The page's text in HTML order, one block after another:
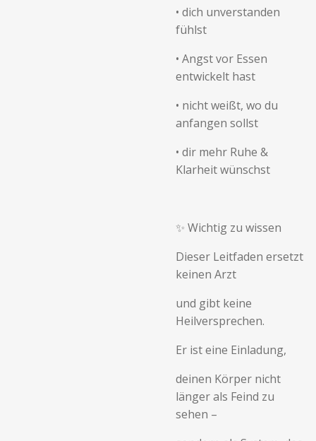
• dich unverstanden
fühlst
• Angst vor Essen
entwickelt hast
• nicht weißt, wo du
anfangen sollst
• dir mehr Ruhe &
Klarheit wünschst
✨ Wichtig zu wissen
Dieser Leitfaden ersetzt
keinen Arzt
und gibt keine
Heilversprechen.
Er ist eine Einladung,
deinen Körper nicht
länger als Feind zu
sehen –